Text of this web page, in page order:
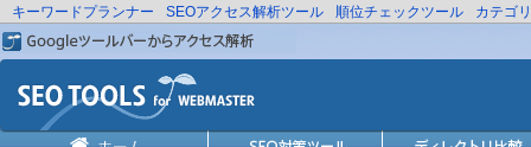
キーワードプランナー SEOアクセス解析ツール 順位チェックツール カテゴ